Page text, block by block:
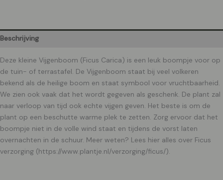
Beschrijving
Deze kleine Vijgenboom (Ficus Carica) is een leuk boompje voor op
de tuin- of terrastafel. De Vijgenboom staat bij veel volkeren
bekend als de heilige boom en staat symbool voor vruchtbaarheid.
We zien ook vaak dat het wordt gegeven als geschenk. De plant zal
naar verloop van tijd ook echte vijgen geven. Het beste is om de
plant op een beschutte warme plek te zetten. Zorg ervoor dat het
boompje niet in de volle wind staat en tijdens de vorst laten
overnachten in de schuur. Meer weten? Lees hier alles over Ficus
verzorging (https://www.plantje.nl/verzorging/ficus/).